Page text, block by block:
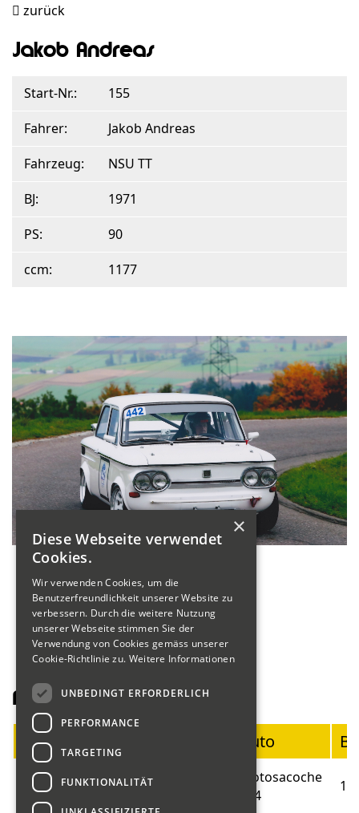
zurück
Jakob Andreas
Start-Nr.:
155
Fahrer:
Jakob Andreas
Fahrzeug:
NSU TT
BJ:
1971
PS:
90
ccm:
1177
Fahrerliste Motorräder
Startnummer
Auto
01
Blumer
Motosacoche
414
×
Diese Webseite verwendet
Cookies.
Wir verwenden Cookies, um die
Benutzerfreundlichkeit unserer Website zu
verbessern. Durch die weitere Nutzung
unserer Webseite stimmen Sie der
Verwendung von Cookies gemäss unserer
Cookie-Richtlinie zu. Weitere Informationen
UNBEDINGT ERFORDERLICH
PERFORMANCE
TARGETING
FUNKTIONALITÄT